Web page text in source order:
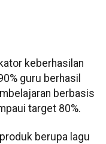
keberhasilan
guru berhasil
berbasis
target 80%.
berupa lagu